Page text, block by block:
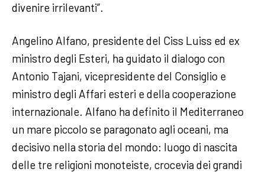
divenire irrilevanti”.
Angelino Alfano, presidente del Ciss Luiss ed ex
ministro degli Esteri, ha guidato il dialogo con
Antonio Tajani, vicepresidente del Consiglio e
ministro degli Affari esteri e della cooperazione
internazionale. Alfano ha definito il Mediterraneo
un mare piccolo se paragonato agli oceani, ma
decisivo nella storia del mondo: luogo di nascita
delle tre religioni monoteiste, crocevia dei grandi